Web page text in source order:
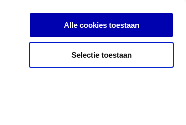
Alle cookies toestaan
Selectie toestaan
Inloggen